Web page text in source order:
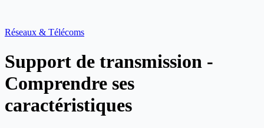
Réseaux & Télécoms
Support de transmission -
Comprendre ses
caractéristiques